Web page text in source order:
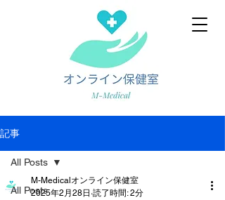
記事
All Posts
All Posts
M-Medicalオンライン保健室
2025年2月28日 読了時間: 2分